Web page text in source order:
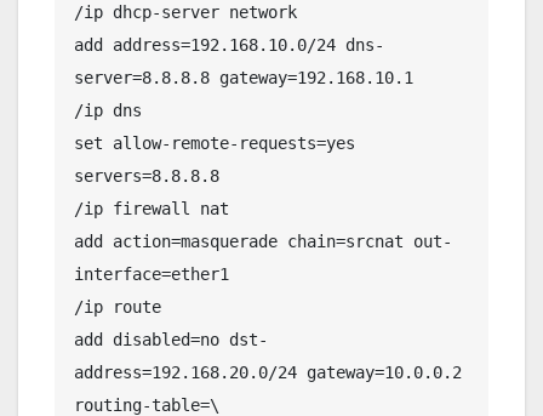
/ip dhcp-server network
add address=192.168.10.0/24 dns-
server=8.8.8.8 gateway=192.168.10.1
/ip dns
set allow-remote-requests=yes
servers=8.8.8.8
/ip firewall nat
add action=masquerade chain=srcnat out-
interface=ether1
/ip route
add disabled=no dst-
address=192.168.20.0/24 gateway=10.0.0.2
routing-table=\